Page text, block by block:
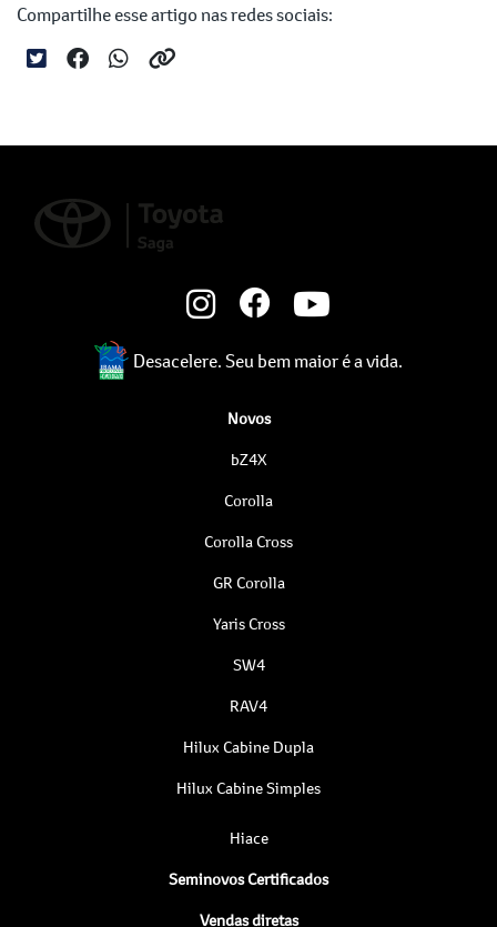
Compartilhe esse artigo nas redes sociais:
Desacelere. Seu bem maior é a vida.
Novos
bZ4X
Corolla
Corolla Cross
GR Corolla
Yaris Cross
SW4
RAV4
Hilux Cabine Dupla
Hilux Cabine Simples
Hiace
Seminovos Certificados
Vendas diretas